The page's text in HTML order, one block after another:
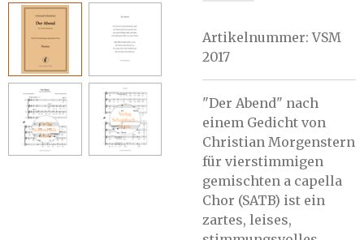
Artikelnummer: VSM
2017
"Der Abend" nach
einem Gedicht von
Christian Morgenstern
für vierstimmigen
gemischten a capella
Chor (SATB) ist ein
zartes, leises,